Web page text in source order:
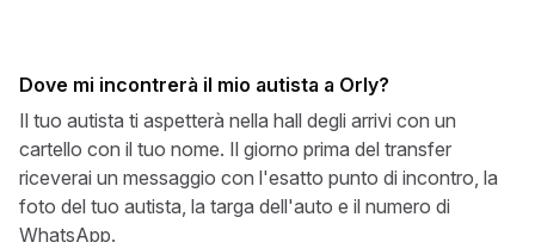
Dove mi incontrerà il mio autista a Orly?
Il tuo autista ti aspetterà nella hall degli arrivi con un
cartello con il tuo nome. Il giorno prima del transfer
riceverai un messaggio con l'esatto punto di incontro, la
foto del tuo autista, la targa dell'auto e il numero di
WhatsApp.